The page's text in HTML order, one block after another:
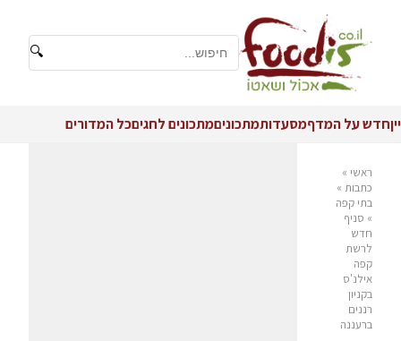
🔍
ייןחדש על המדףמסעדותמתכוניםמתכונים לחגיםכל המדורים
ראשי »
כתבות »
בתי קפה
» סניף
חדש
לרשת
קפה
אילנ'ס
בקניון
רננים
ברעננה